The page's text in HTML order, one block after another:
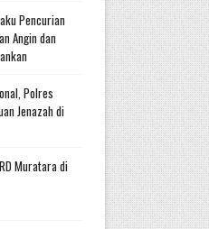
Pencurian
Angin dan
Polres
Jenazah di
Muratara di